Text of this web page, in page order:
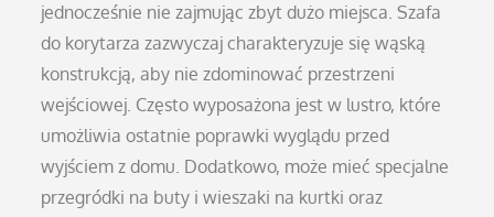
jednocześnie nie zajmując zbyt dużo miejsca. Szafa
do korytarza zazwyczaj charakteryzuje się wąską
konstrukcją, aby nie zdominować przestrzeni
wejściowej. Często wyposażona jest w lustro, które
umożliwia ostatnie poprawki wyglądu przed
wyjściem z domu. Dodatkowo, może mieć specjalne
przegródki na buty i wieszaki na kurtki oraz